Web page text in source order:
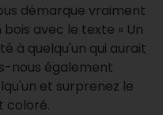
démarque vraiment
avec le texte « Un
à quelqu'un qui aurait
nous également
et surprenez le
coloré.